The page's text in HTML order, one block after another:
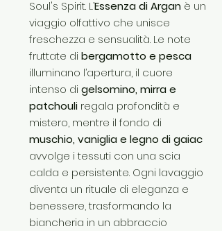
Soul's Spirit. L’Essenza di Argan è un
viaggio olfattivo che unisce
freschezza e sensualità. Le note
fruttate di bergamotto e pesca
illuminano l’apertura, il cuore
intenso di gelsomino, mirra e
patchouli regala profondità e
mistero, mentre il fondo di
muschio, vaniglia e legno di gaiac
avvolge i tessuti con una scia
calda e persistente. Ogni lavaggio
diventa un rituale di eleganza e
benessere, trasformando la
biancheria in un abbraccio